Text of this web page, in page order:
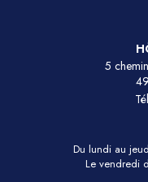
5
Du lundi au
Le vendredi